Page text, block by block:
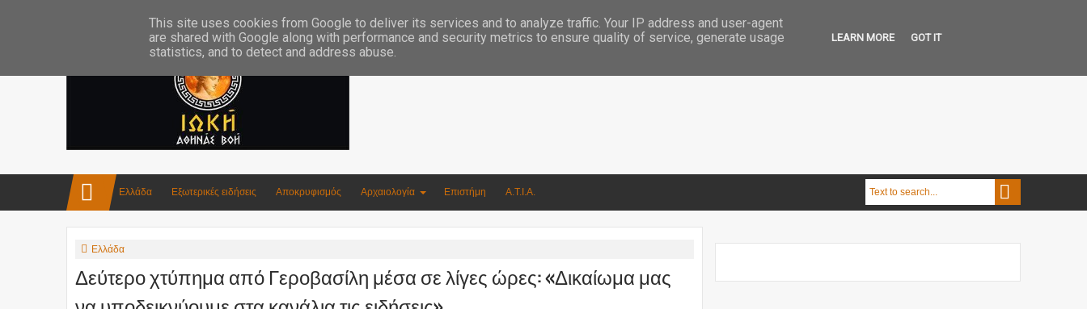
Ελλάδα Εξωτερικές ειδήσεις Αποκρυφισμός Αρχαιολογία Επιστήμη Α.Τ.Ι.Α.
Ελλάδα
Δεύτερο χτύπημα από Γεροβασίλη μέσα σε λίγες ώρες: «Δικαίωμα μας
This site uses cookies from Google to deliver its services and to analyze traffic. Your IP address and user-agent
are shared with Google along with performance and security metrics to ensure quality of service, generate usage
statistics, and to detect and address abuse.
LEARN MORE GOT IT